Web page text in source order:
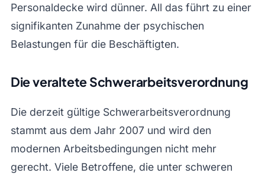
Personaldecke wird dünner. All das führt zu einer
signifikanten Zunahme der psychischen
Belastungen für die Beschäftigten.
Die veraltete Schwerarbeitsverordnung
Die derzeit gültige Schwerarbeitsverordnung
stammt aus dem Jahr 2007 und wird den
modernen Arbeitsbedingungen nicht mehr
gerecht. Viele Betroffene, die unter schweren